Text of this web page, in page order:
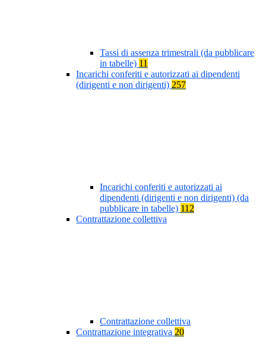
Tassi di assenza trimestrali (da pubblicare
in tabelle) 11
Incarichi conferiti e autorizzati ai dipendenti
(dirigenti e non dirigenti) 257
Incarichi conferiti e autorizzati ai
dipendenti (dirigenti e non dirigenti) (da
pubblicare in tabelle) 112
Contrattazione collettiva
Contrattazione collettiva
Contrattazione integrativa 20